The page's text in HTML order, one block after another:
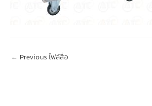
← Previous ไฟล์สื่อ